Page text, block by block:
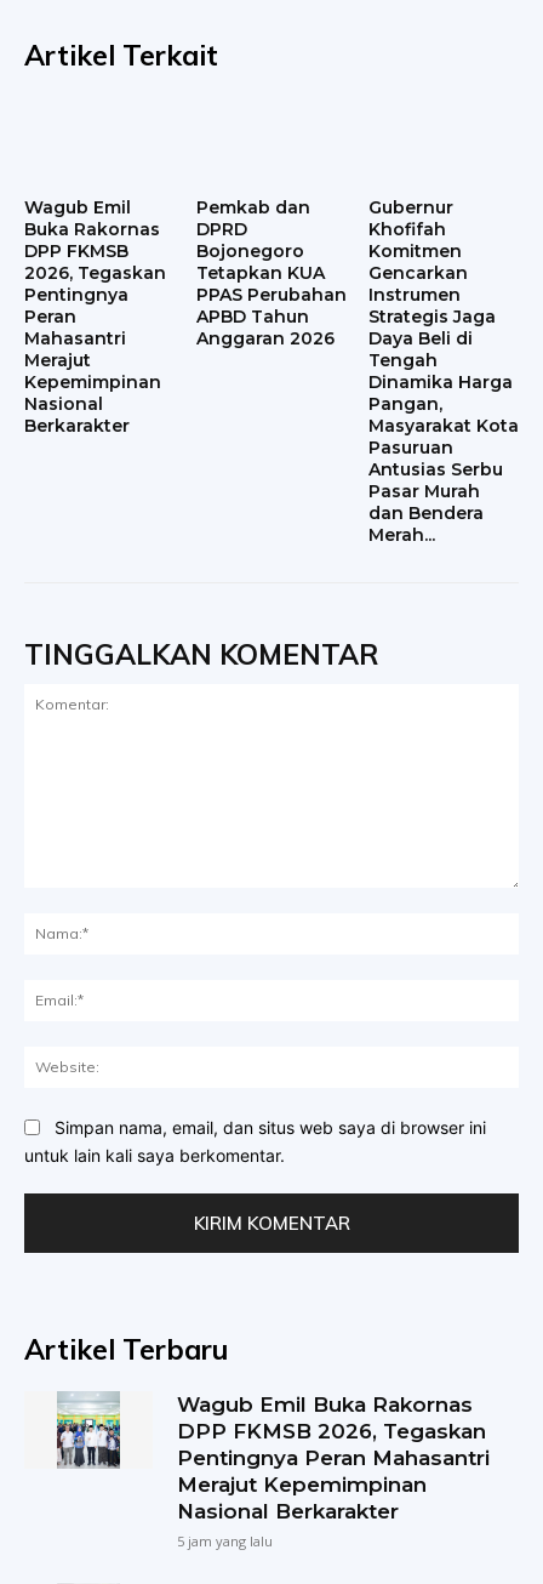
Artikel Terkait
Wagub Emil
Buka Rakornas
DPP FKMSB
2026, Tegaskan
Pentingnya
Peran
Mahasantri
Merajut
Kepemimpinan
Nasional
Berkarakter
Pemkab dan
DPRD
Bojonegoro
Tetapkan KUA
PPAS Perubahan
APBD Tahun
Anggaran 2026
Gubernur
Khofifah
Komitmen
Gencarkan
Instrumen
Strategis Jaga
Daya Beli di
Tengah
Dinamika Harga
Pangan,
Masyarakat Kota
Pasuruan
Antusias Serbu
Pasar Murah
dan Bendera
Merah...
TINGGALKAN KOMENTAR
Simpan nama, email, dan situs web saya di browser ini
untuk lain kali saya berkomentar.
Artikel Terbaru
Wagub Emil Buka Rakornas
DPP FKMSB 2026, Tegaskan
Pentingnya Peran Mahasantri
Merajut Kepemimpinan
Nasional Berkarakter
5 jam yang lalu